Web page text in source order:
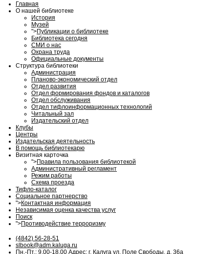
Главная
О нашей библиотеке
История
Музей
">Публикации о библиотеке
Библиотека сегодня
СМИ о нас
Охрана труда
Официальные документы
Структура библиотеки
Администрация
Планово-экономический отдел
Отдел развития
Отдел формирования фондов и каталогов
Отдел обслуживания
Отдел тифлоинформационных технологий
Читальный зал
Издательский отдел
Клубы
Центры
Издательская деятельность
В помощь библиотекарю
Визитная карточка
">Правила пользования библиотекой
Административный регламент
Режим работы
Схема проезда
Тифло-каталог
Социальное партнерство
">Контактная информация
Независимая оценка качества услуг
Поиск
">Противодействие терроризму
(4842) 56-28-51
slbook@adm.kaluga.ru
Пн.-Пт.: 9.00-18.00 Адрес: г. Калуга ул. Поле Свободы. д. 36а